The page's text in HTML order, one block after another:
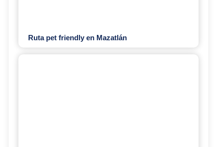
Ruta pet friendly en Mazatlán